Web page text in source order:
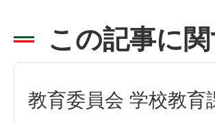
この記事に
教育委員会 学校教育